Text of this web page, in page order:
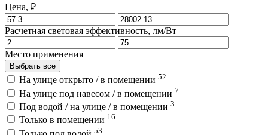
Цена, ₽
Расчетная световая эффективность, лм/Вт
Место применения
Выбрать все
На улице открыто / в помещении 52
На улице под навесом / в помещении 7
Под водой / на улице / в помещении 3
Только в помещении 16
53